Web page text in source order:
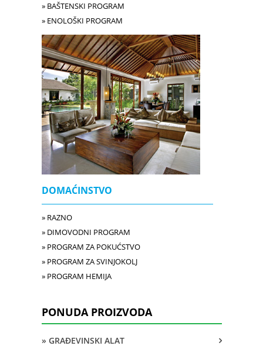
» BAŠTENSKI PROGRAM
» ENOLOŠKI PROGRAM
DOMAĆINSTVO
» RAZNO
» DIMOVODNI PROGRAM
» PROGRAM ZA POKUĆSTVO
» PROGRAM ZA SVINJOKOLJ
» PROGRAM HEMIJA
PONUDA PROIZVODA
» GRAĐEVINSKI ALAT